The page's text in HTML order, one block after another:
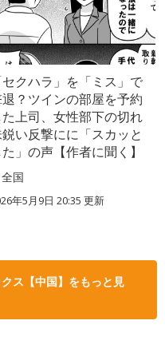
セクハラ」を「ミス」で
？ツインの部屋を予約
た上司、女性部下の切れ
い反撃にに「スカッと
た」の声【作者に聞く】
全国
年5月9日 20:35 更新
ス【中国】をもっと見